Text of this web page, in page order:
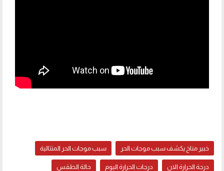
خبير مناخ يكشف سبب موجات الحر سبب موجات الحر المتتالية
درجة الحرارة الان درجات الحرارة اليوم حالة الطقس